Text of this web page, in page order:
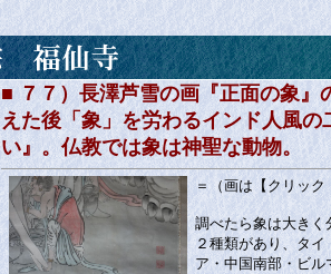
■ ７７）長澤芦雪の画『正面の象』
えた後「象」を労わるインド人風の
い』。仏教では象は神聖な動物。
＝（画は【クリッ
調べたら象は大きく
２種類があり、タイ
ア・中国南部・ビル